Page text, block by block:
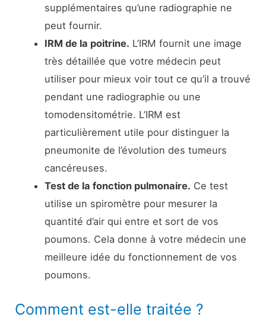
supplémentaires qu’une radiographie ne
peut fournir.
IRM de la poitrine. L’IRM fournit une image
très détaillée que votre médecin peut
utiliser pour mieux voir tout ce qu’il a trouvé
pendant une radiographie ou une
tomodensitométrie. L’IRM est
particulièrement utile pour distinguer la
pneumonite de l’évolution des tumeurs
cancéreuses.
Test de la fonction pulmonaire. Ce test
utilise un spiromètre pour mesurer la
quantité d’air qui entre et sort de vos
poumons. Cela donne à votre médecin une
meilleure idée du fonctionnement de vos
poumons.
Comment est-elle traitée ?